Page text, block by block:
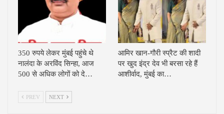
350 रुपये लेकर मुंबई पहुंचे थे
नालंदा के अरविंद सिन्हा, आज
500 से अधिक लोगों को दे…
आमिर खान-गौरी स्प्रैट की शादी
पर खुद इंद्र देव भी बरसा रहे हैं
आशीर्वाद, मुंबई का…
PREV NEXT